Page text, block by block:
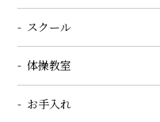
スクール
体操教室
お手入れ